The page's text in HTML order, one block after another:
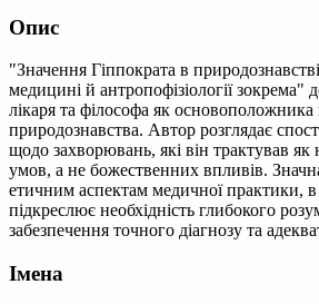
Опис
"Значення Гіппократа в
медицині й антропофізіології зокрема"
лікаря та філософа як
природознавства. Автор розглядає
щодо захворювань, які він трактував
умов, а не божественних впливів.
етичним аспектам медичної практики,
підкреслює необхідність глибокого
забезпечення точного діагнозу та
Імена